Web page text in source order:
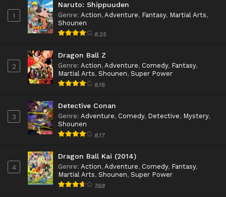
1
Naruto: Shippuuden
Genre: Action, Adventure, Fantasy, Martial Arts,
Shounen
8.25
2
Dragon Ball Z
Genre: Action, Adventure, Comedy, Fantasy,
Martial Arts, Shounen, Super Power
8.16
3
Detective Conan
Genre: Adventure, Comedy, Detective, Mystery,
Shounen
8.17
4
Dragon Ball Kai (2014)
Genre: Action, Adventure, Comedy, Fantasy,
Martial Arts, Shounen, Super Power
7.68